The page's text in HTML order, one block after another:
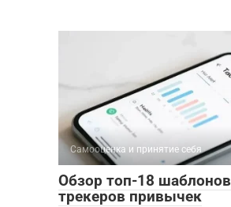
Самооценка и принятие себя
Обзор топ-18 шаблонов
трекеров привычек